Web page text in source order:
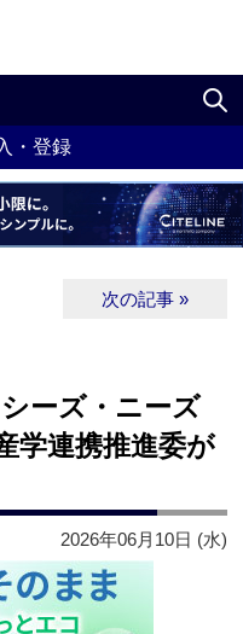
・登録
次の記事 »
シーズ・ニーズ
学連携推進委が
2026年06月10日 (水)